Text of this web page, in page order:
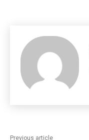
Previous article